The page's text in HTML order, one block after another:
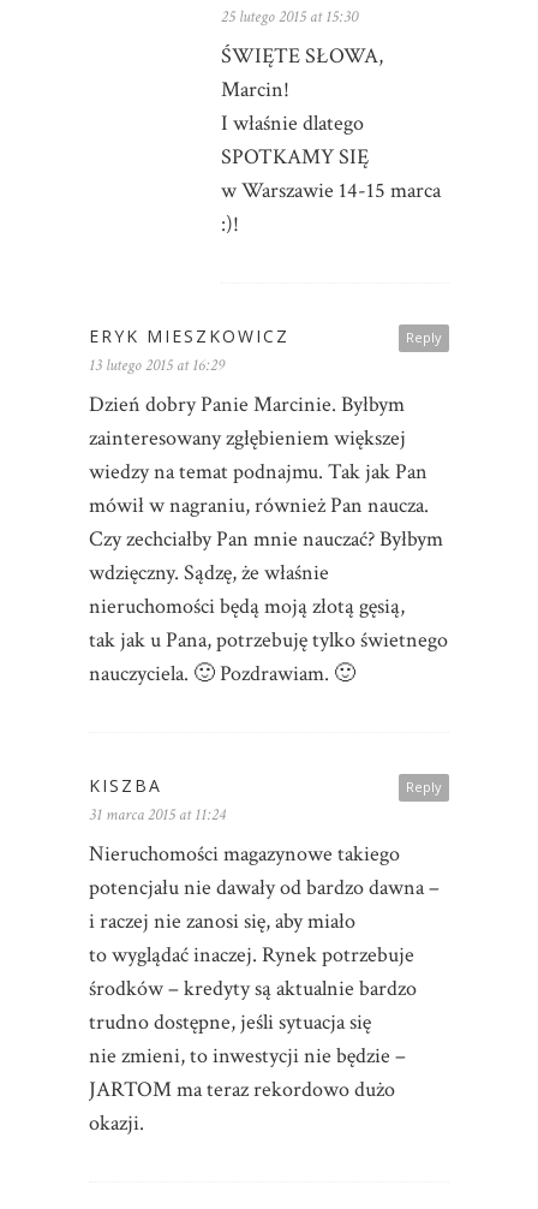
25 lutego 2015 at 15:30
ŚWIĘTE SŁOWA,
Marcin!
I właśnie dlatego
SPOTKAMY SIĘ
w Warszawie 14-15 marca
:)!
Reply
ERYK MIESZKOWICZ
13 lutego 2015 at 16:29
Dzień dobry Panie Marcinie. Byłbym
zainteresowany zgłębieniem większej
wiedzy na temat podnajmu. Tak jak Pan
mówił w nagraniu, również Pan naucza.
Czy zechciałby Pan mnie nauczać? Byłbym
wdzięczny. Sądzę, że właśnie
nieruchomości będą moją złotą gęsią,
tak jak u Pana, potrzebuję tylko świetnego
nauczyciela. 🙂 Pozdrawiam. 🙂
Reply
KISZBA
31 marca 2015 at 11:24
Nieruchomości magazynowe takiego
potencjału nie dawały od bardzo dawna –
i raczej nie zanosi się, aby miało
to wyglądać inaczej. Rynek potrzebuje
środków – kredyty są aktualnie bardzo
trudno dostępne, jeśli sytuacja się
nie zmieni, to inwestycji nie będzie –
JARTOM ma teraz rekordowo dużo
okazji.